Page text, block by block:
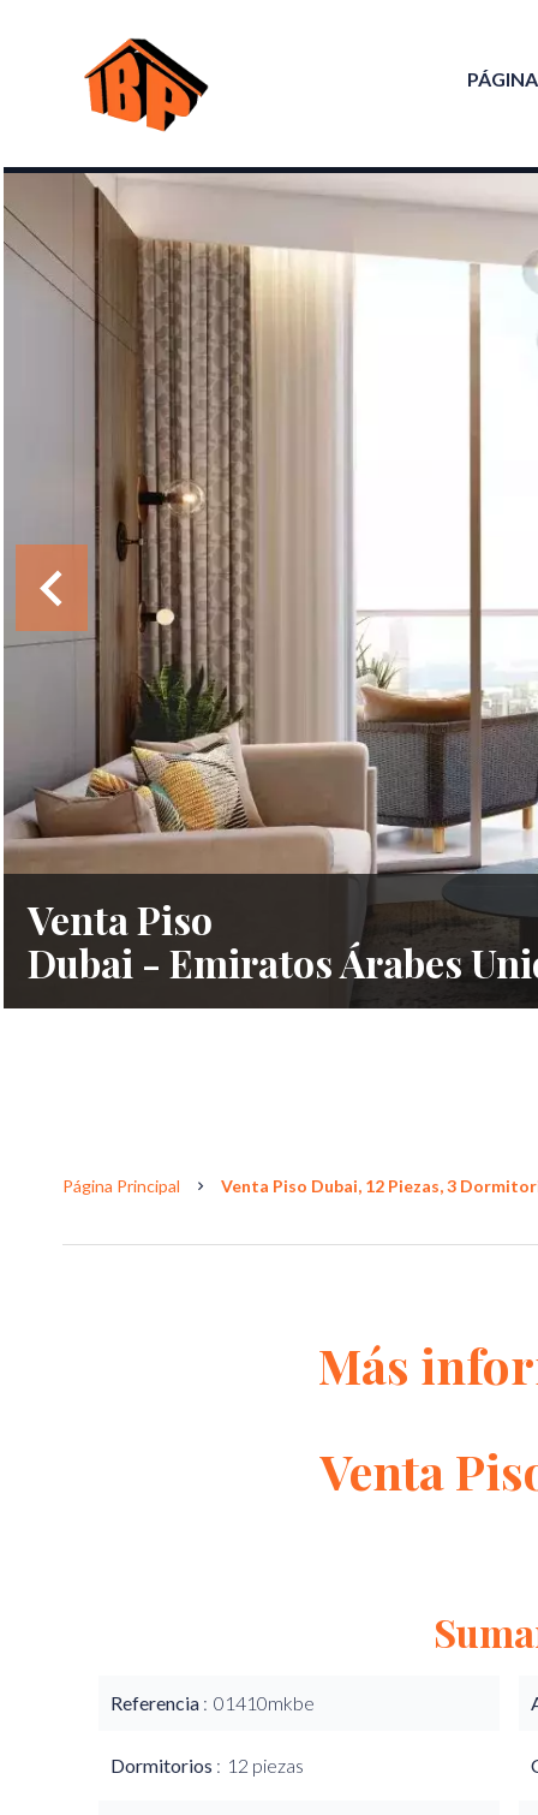
Venta Piso
Dubai - Emiratos Árabes
Página Principal Venta Piso Dubai, 12 Piezas, 3
Más
Venta
Referencia 01410mkbe
Dormitorios 12 piezas